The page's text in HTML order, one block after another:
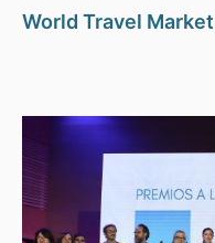
World Travel Market